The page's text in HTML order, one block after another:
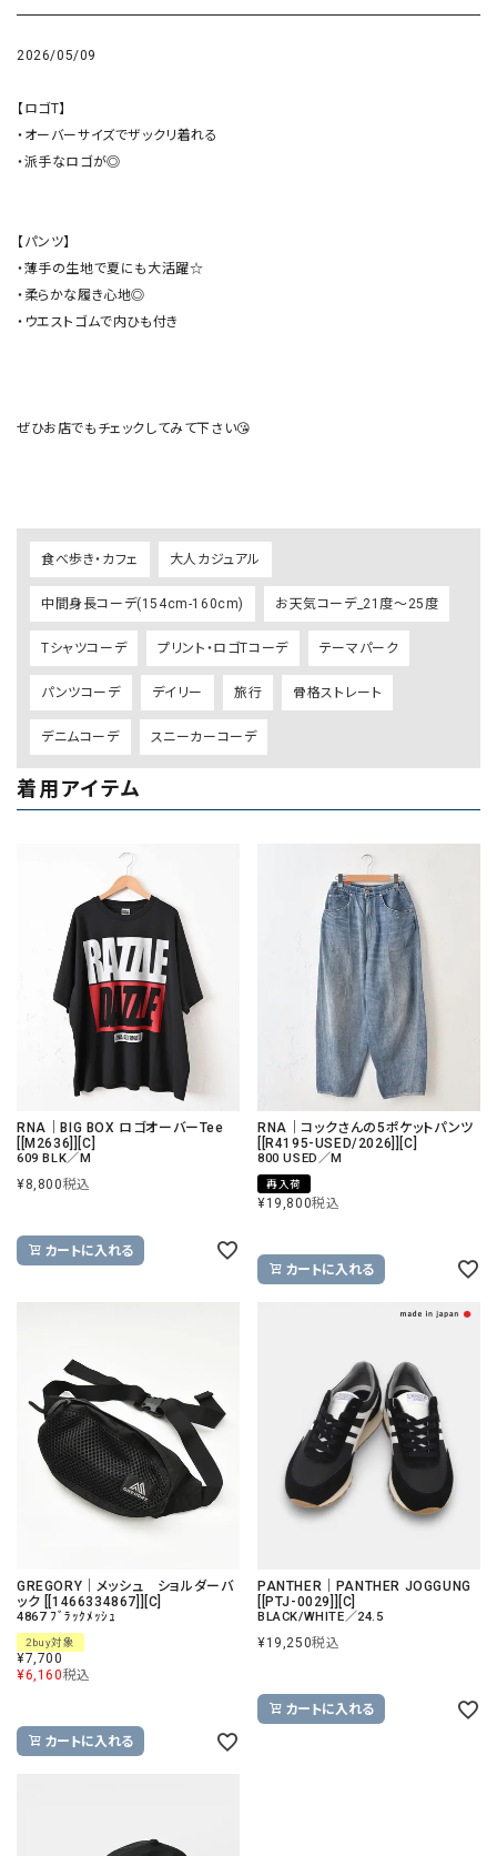
2026/05/09
【ロゴT】
・オーバーサイズでザックリ着れる
・派手なロゴが◎
【パンツ】
・薄手の生地で夏にも大活躍☆
・柔らかな履き心地◎
・ウエストゴムで内ひも付き
ぜひお店でもチェックしてみて下さい😘
食べ歩き・カフェ 大人カジュアル
中間身長コーデ(154cm-160cm) お天気コーデ_21度～25度
Tシャツコーデ プリント・ロゴTコーデ テーマパーク
パンツコーデ デイリー 旅行 骨格ストレート
デニムコーデ スニーカーコーデ
着用アイテム
RNA｜BIG BOX ロゴオーバーTee
[[M2636]][C]
609 BLK／M
¥8,800税込
カートに入れる
RNA｜コックさんの5ポケットパンツ
[[R4195-USED/2026]][C]
800 USED／M
再入荷
¥19,800税込
カートに入れる
GREGORY｜メッシュ ショルダーバ
ック [[1466334867]][C]
4867 ﾌﾞﾗｯｸﾒｯｼｭ
2buy対象
¥7,700
¥6,160税込
カートに入れる
PANTHER｜PANTHER JOGGUNG
[[PTJ-0029]][C]
BLACK/WHITE／24.5
¥19,250税込
カートに入れる